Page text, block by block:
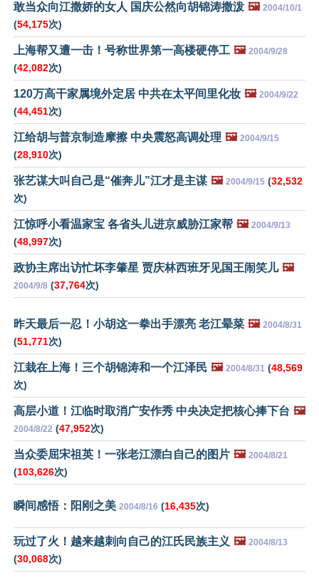
敢当众向江撒娇的女人 国庆公然向胡锦涛撒泼 🖼️ 2004/10/1
(54,175次)
上海帮又遭一击！号称世界第一高楼硬停工 🖼️ 2004/9/28
(42,082次)
120万高干家属境外定居 中共在太平间里化妆 🖼️ 2004/9/22
(44,451次)
江给胡与普京制造摩擦 中央震怒高调处理 🖼️ 2004/9/15
(28,910次)
张艺谋大叫自己是“催奔儿”江才是主谋 🖼️ 2004/9/15 (32,532
次)
江惊呼小看温家宝 各省头儿进京威胁江家帮 🖼️ 2004/9/13
(48,997次)
政协主席出访忙坏李肇星 贾庆林西班牙见国王闹笑儿 🖼️
2004/9/8 (37,764次)
昨天最后一忍！小胡这一拳出手漂亮 老江晕菜 🖼️ 2004/8/31
(51,771次)
江栽在上海！三个胡锦涛和一个江泽民 🖼️ 2004/8/31 (48,569
次)
高层小道！江临时取消广安作秀 中央决定把核心捧下台 🖼️
2004/8/22 (47,952次)
当众委屈宋祖英！一张老江漂白自己的图片 🖼️ 2004/8/21
(103,626次)
瞬间感悟：阳刚之美 2004/8/16 (16,435次)
玩过了火！越来越刺向自己的江氏民族主义 🖼️ 2004/8/13
(30,068次)